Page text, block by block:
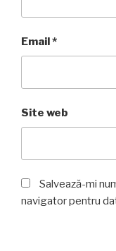
Email*
Site web
Salvează-mi
navigator pentru